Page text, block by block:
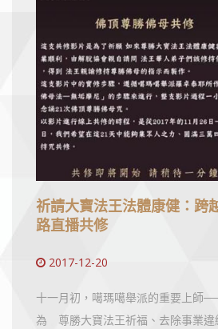
祈請大寶法王法體康健：跨
路直播共修
2017-12-20
十一月初，噶瑪噶舉派的重要上師
為 尊勝大寶法王祈福、去除事業違